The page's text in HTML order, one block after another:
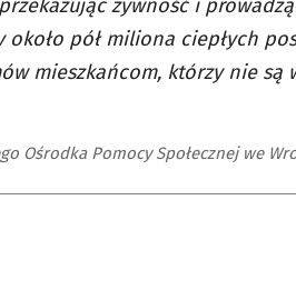
żywność i
pół miliona ciepłych
mieszkańcom, którzy nie są
Ośrodka Pomocy Społecznej we